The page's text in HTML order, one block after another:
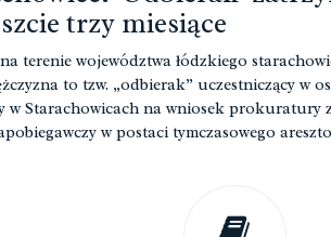
trzy miesiące
terenie województwa łódzkiego
to tzw. „odbierak” uczestniczący w
w Starachowicach na wniosek prokuratury
w postaci tymczasowego